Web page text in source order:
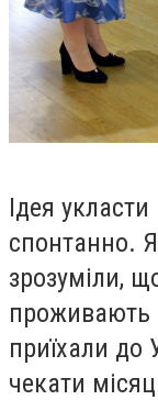
Ідея
спонтанно.
зрозуміли,
проживають
приїхали до
чекати